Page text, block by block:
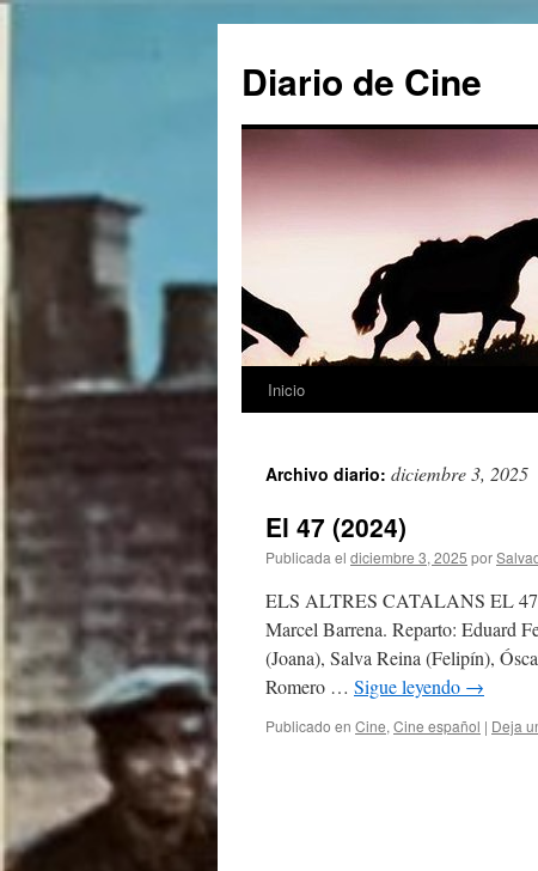
contenido
Diario de Cine
Inicio
Archivo diario: diciembre 3, 2025
El 47 (2024)
Publicada el diciembre 3, 2025 por
ELS ALTRES CATALANS EL
Marcel Barrena. Reparto: Eduard
(Joana), Salva Reina (Felipín),
Romero … Sigue leyendo →
Publicado en Cine, Cine español | Deja